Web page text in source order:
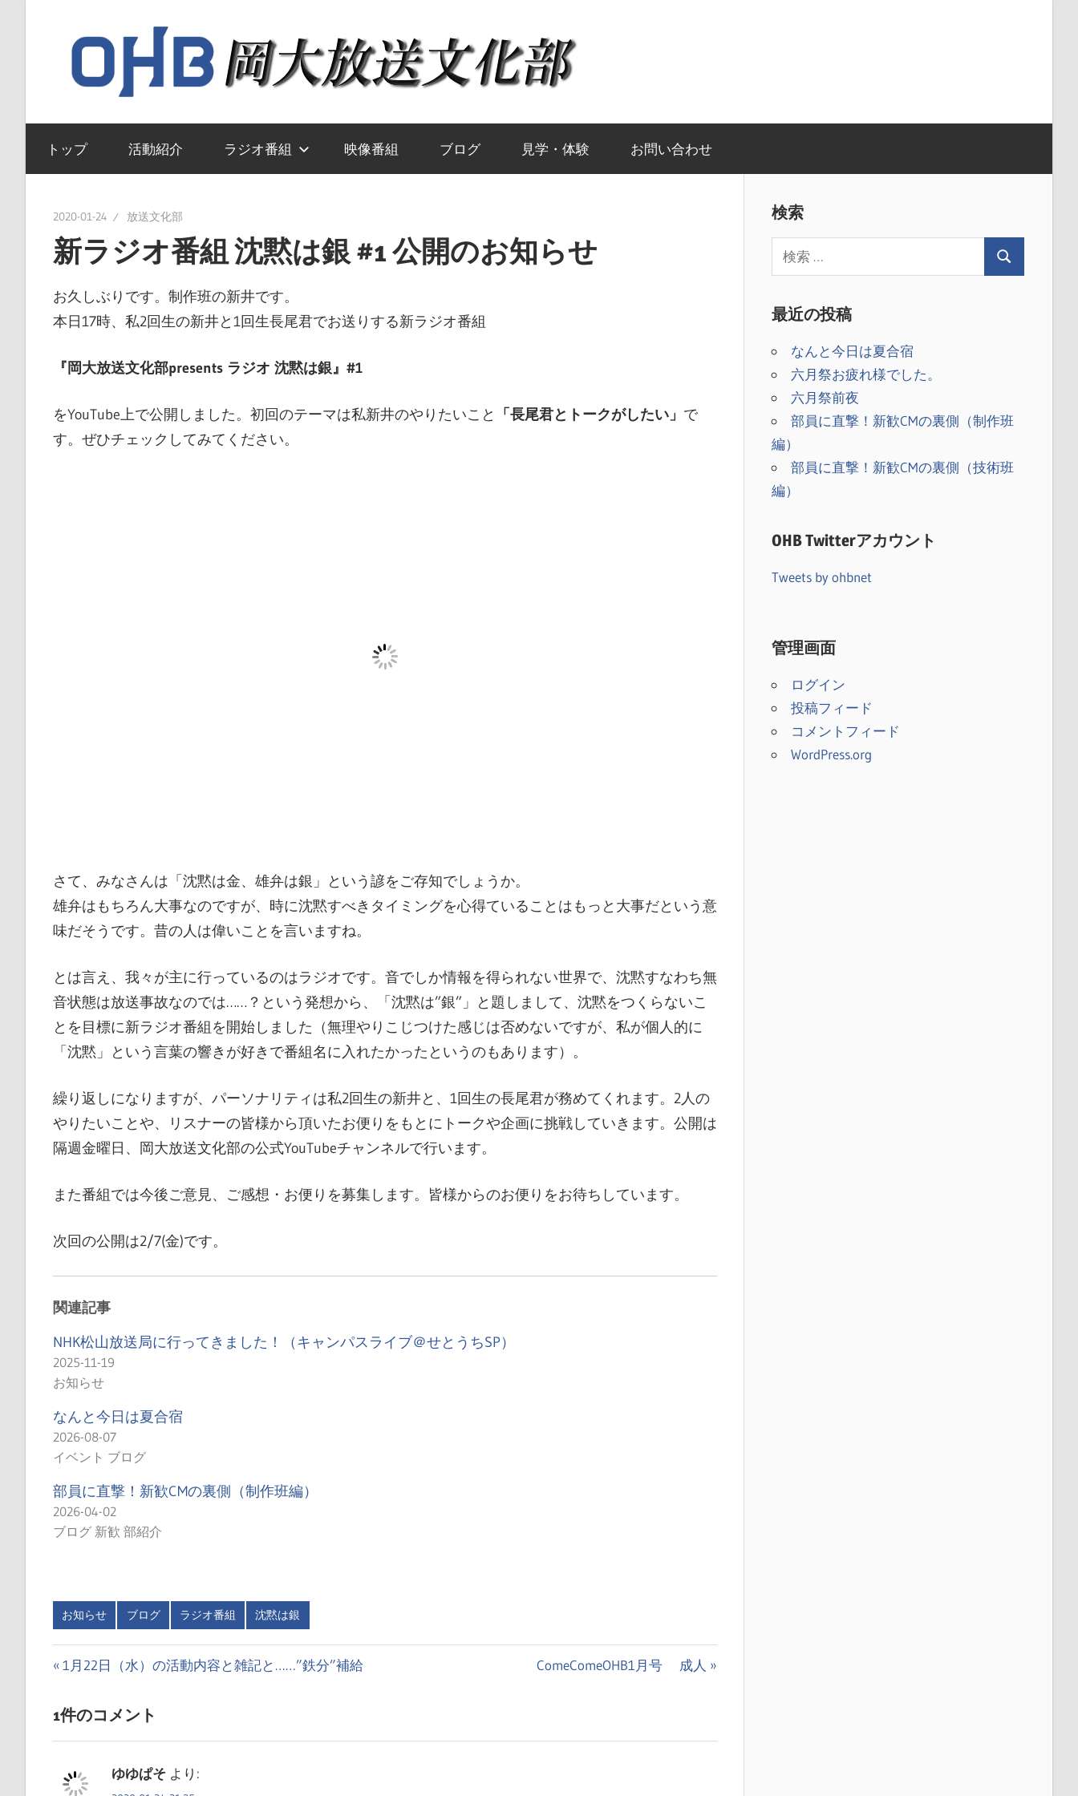
へ
キ
文
岡
山
大
送
文
化
部
ウ
ブ
ジ
トップ 活動紹介 ラジオ番組 映像番組 ブログ 見学・体験 お問い合わせ
2020-01-24 放送文化部
新ラジオ番組 沈黙は銀 #1 公開のお知らせ
お久しぶりです。制作班の新井です。
本日17時、私2回生の新井と1回生長尾君でお送りする新ラジオ番組
『岡大放送文化部presents ラジオ 沈黙は銀』#1
をYouTube上で公開しました。初回のテーマは私新井のやりたいこと 「長尾君とトークがしたい」 で
す。ぜひチェックしてみてください。
さて、みなさんは「沈黙は金、雄弁は銀」という諺をご存知でしょうか。
雄弁はもちろん大事なのですが、時に沈黙すべきタイミングを心得ていることはもっと大事だという意
味だそうです。昔の人は偉いことを言いますね。
とは言え、我々が主に行っているのはラジオです。音でしか情報を得られない世界で、沈黙すなわち無
音状態は放送事故なのでは……？という発想から、「沈黙は”銀”」と題しまして、沈黙をつくらないこ
とを目標に新ラジオ番組を開始しました（無理やりこじつけた感じは否めないですが、私が個人的に
「沈黙」という言葉の響きが好きで番組名に入れたかったというのもあります）。
繰り返しになりますが、パーソナリティは私2回生の新井と、1回生の長尾君が務めてくれます。2人の
やりたいことや、リスナーの皆様から頂いたお便りをもとにトークや企画に挑戦していきます。公開は
隔週金曜日、岡大放送文化部の公式YouTubeチャンネルで行います。
また番組では今後ご意見、ご感想・お便りを募集します。皆様からのお便りをお待ちしています。
次回の公開は2/7(金)です。
関連記事
NHK松山放送局に行ってきました！（キャンパスライブ＠せとうちSP）
2025-11-19
お知らせ
なんと今日は夏合宿
2026-08-07
イベント ブログ
部員に直撃！新歓CMの裏側（制作班編）
2026-04-02
ブログ 新歓 部紹介
お知らせ ブログ ラジオ番組 沈黙は銀
投
ナ
前
投
1月22日（水）の活動内容と雑記と……”鉄分”補給
次
ComeComeOHB1月号 成人
1件のコメント
ゆゆぱそ より:
検索
最近の投稿
なんと今日は夏合宿
六月祭お疲れ様でした。
六月祭前夜
部員に直撃！新歓CMの裏側（制作班
編）
部員に直撃！新歓CMの裏側（技術班
編）
OHB Twitterアカウント
Tweets by ohbnet
管理画面
ログイン
投稿フィード
コメントフィード
WordPress.org